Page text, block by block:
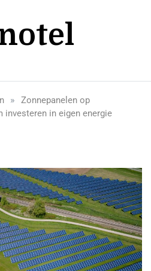
»
Zonnepanelen op
investeren in eigen energie